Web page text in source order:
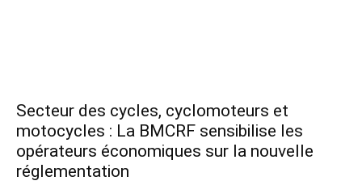
Secteur des cycles, cyclomoteurs et
motocycles : La BMCRF sensibilise les
opérateurs économiques sur la nouvelle
réglementation